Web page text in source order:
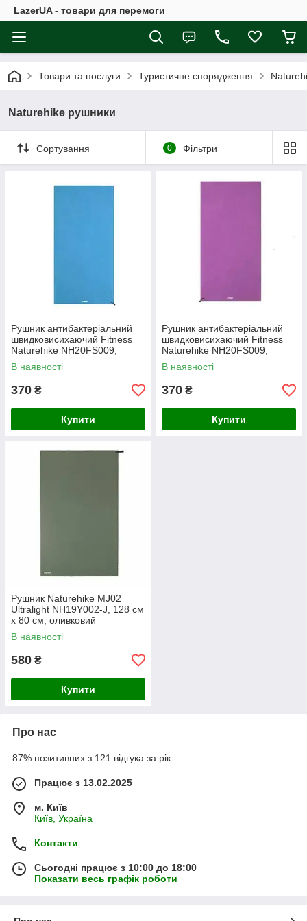
LazerUA - товари для перемоги
Товари та послуги Туристичне спорядження
Naturehike рушники
Сортування 0 Фільтри
Рушник антибактеріальний
швидковисихаючий Fitness
Naturehike NH20FS009,
100*30, блакитне
В наявності
370 ₴
Купити
Рушник антибактеріальний
швидковисихаючий Fitness
Naturehike NH20FS009,
100*30, фіолетове
В наявності
370 ₴
Купити
Рушник Naturehike MJ02
Ultralight NH19Y002-J, 128 см
х 80 см, оливковий
В наявності
580 ₴
Купити
Про нас
87% позитивних з 121 відгука за рік
Працює з 13.02.2025
м. Київ
Київ, Україна
Контакти
Сьогодні працює з 10:00 до 18:00
Показати весь графік роботи